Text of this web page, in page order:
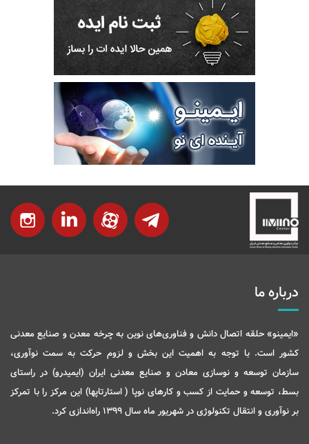
درباره ما
«ایمینو» حلقه اتصال دانش و فناوری‌های نوین به چرخه معدن و صنایع معدنی
کشور است. با توجه به اهمیت این بخش و لزوم حرکت به سمت نوآوری،
سازمان توسعه و نوسازی معادن و صنایع معدنی ایران (ایمیدرو) در راستای
بسط، توسعه و حمایت از کسب و کارهای نوپا ( استارتاپها) این مرکز را با تمرکز
بر نوآوری و انتقال تکنولوژی در شهریور ماه سال 1399 راه‌اندازی کرد.